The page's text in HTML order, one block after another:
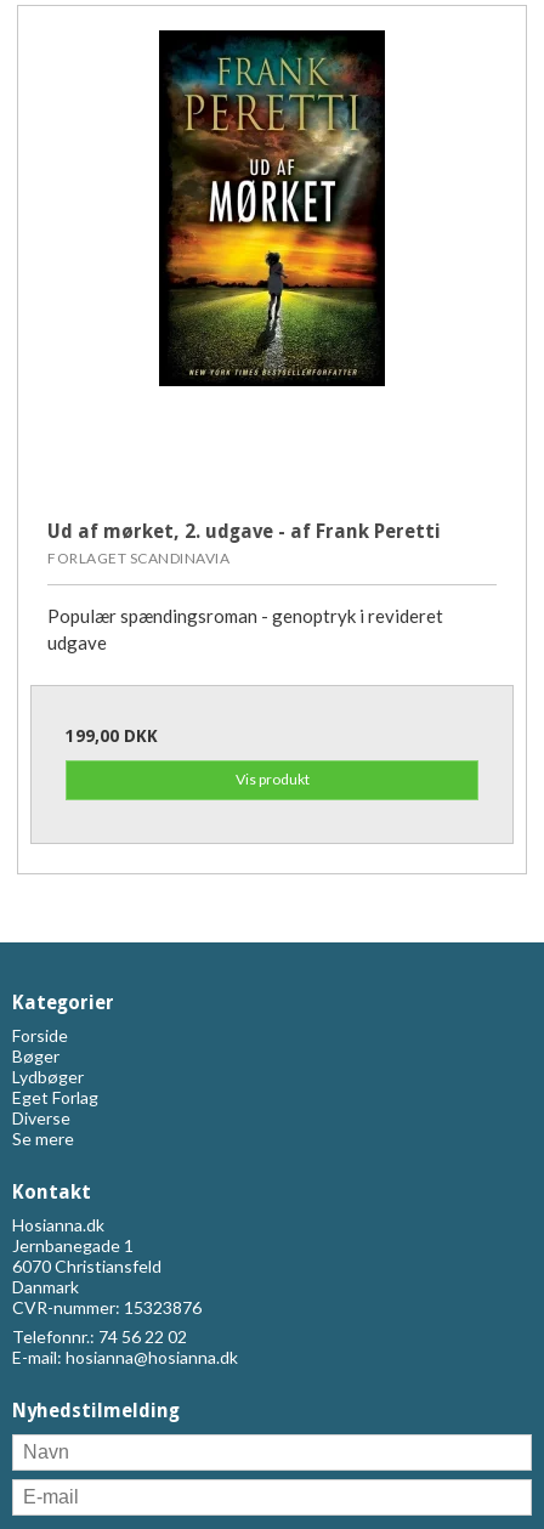
Ud af mørket, 2. udgave - af Frank Peretti
FORLAGET SCANDINAVIA
Populær spændingsroman - genoptryk i revideret
udgave
199,00 DKK
Vis produkt
Kategorier
Forside
Bøger
Lydbøger
Eget Forlag
Diverse
Se mere
Kontakt
Hosianna.dk
Jernbanegade 1
6070 Christiansfeld
Danmark
CVR-nummer: 15323876
Telefonnr.: 74 56 22 02
E-mail: hosianna@hosianna.dk
Nyhedstilmelding